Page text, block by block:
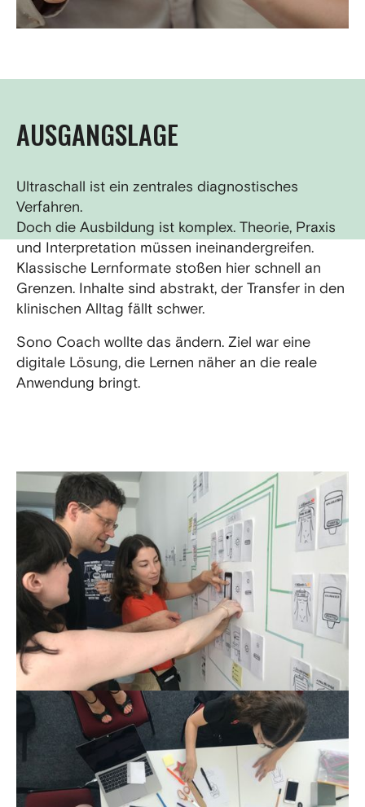
AUSGANGSLAGE
Ultraschall ist ein zentrales diagnostisches
Verfahren.
Doch die Ausbildung ist komplex. Theorie, Praxis
und Interpretation müssen ineinandergreifen.
Klassische Lernformate stoßen hier schnell an
Grenzen. Inhalte sind abstrakt, der Transfer in den
klinischen Alltag fällt schwer.
Sono Coach wollte das ändern. Ziel war eine
digitale Lösung, die Lernen näher an die reale
Anwendung bringt.